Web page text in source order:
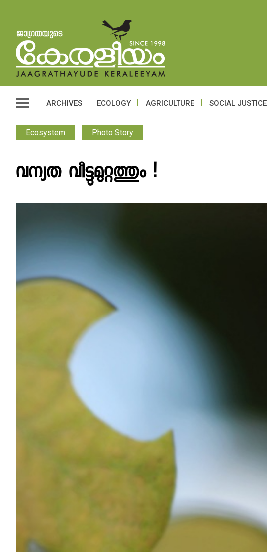
ARCHIVES ECOLOGY AGRICULTURE SOCIAL JUSTICE
Ecosystem Photo Story
വന്യത വീട്ടുമുറ്റത്തും !